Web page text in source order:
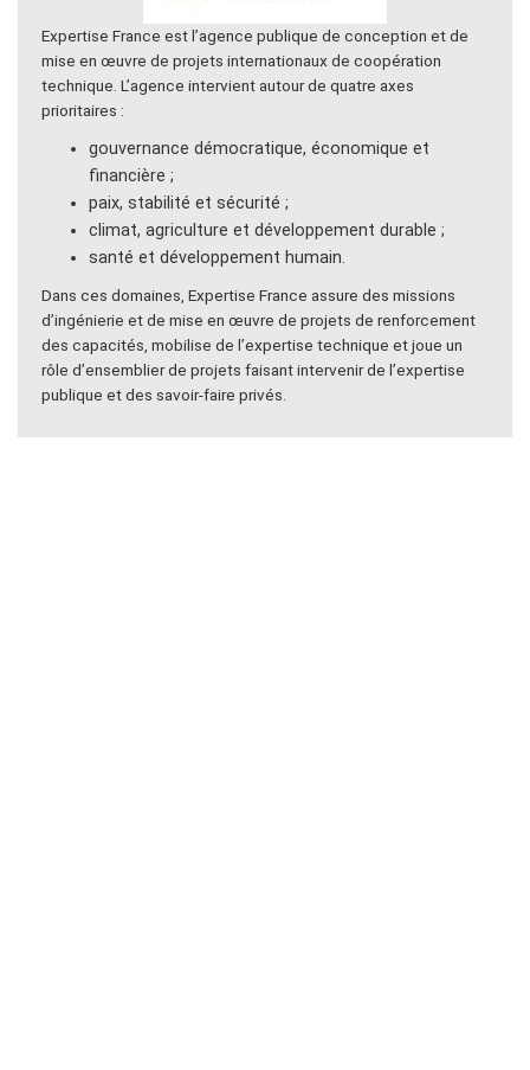
Expertise France est l’agence publique de conception et de
mise en œuvre de projets internationaux de coopération
technique. L’agence intervient autour de quatre axes
prioritaires :
gouvernance démocratique, économique et
financière ;
paix, stabilité et sécurité ;
climat, agriculture et développement durable ;
santé et développement humain.
Dans ces domaines, Expertise France assure des missions
d’ingénierie et de mise en œuvre de projets de renforcement
des capacités, mobilise de l’expertise technique et joue un
rôle d’ensemblier de projets faisant intervenir de l’expertise
publique et des savoir-faire privés.